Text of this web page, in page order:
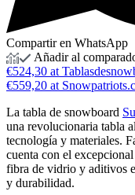
Compartir en WhatsApp
Añadir al
€524,30 at
€559,20 at
La tabla de snowboard
una revolucionaria tabla
tecnología y materiales.
cuenta con el
fibra de vidrio y aditivos
y durabilidad.